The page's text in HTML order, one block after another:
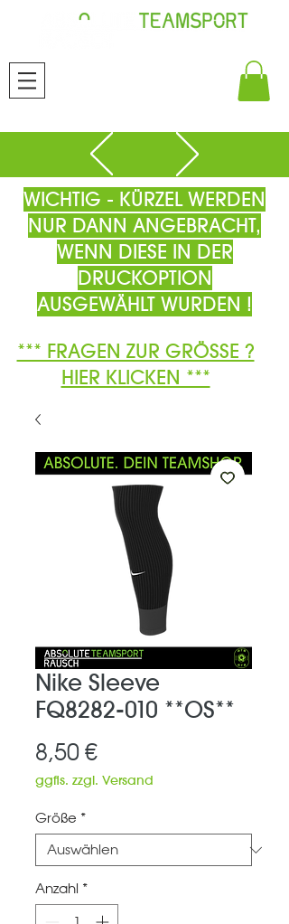
WICHTIG - KÜRZEL WERDEN
NUR DANN ANGEBRACHT,
WENN DIESE IN DER
DRUCKOPTION
AUSGEWÄHLT WURDEN !
*** FRAGEN ZUR GRÖSSE ?
HIER KLICKEN ***
Nike Sleeve
FQ8282-010 **OS**
8,50 €Preis
ggfls. zzgl. Versand
Größe *
Anzahl *